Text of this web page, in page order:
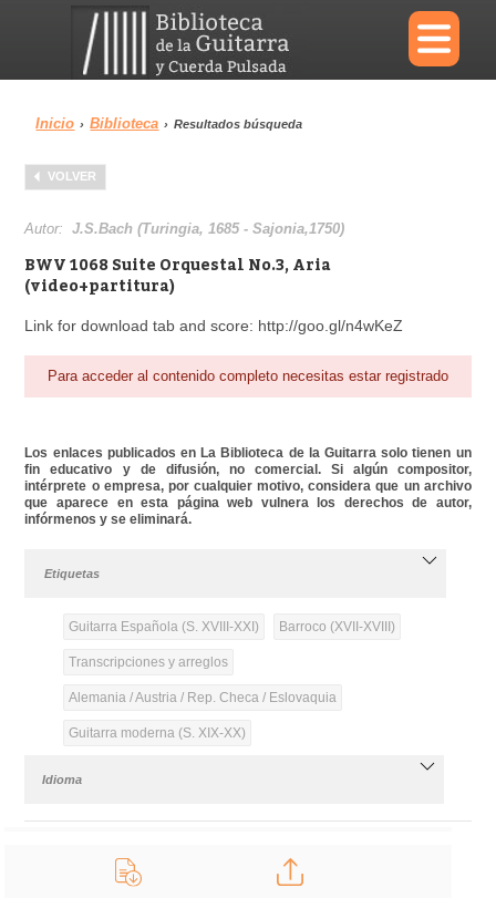
×
Menu
Biblioteca Diccionario
Reproductor
Inicio › Biblioteca › Resultados búsqueda
VOLVER
Autor:J.S.Bach (Turingia, 1685 - Sajonia,1750)
BWV 1068 Suite Orquestal No.3, Aria
(video+partitura)
Link for download tab and score: http://goo.gl/n4wKeZ
Para acceder al contenido completo necesitas estar registrado
Los enlaces publicados en La Biblioteca de la Guitarra solo tienen un
fin educativo y de difusión, no comercial. Si algún compositor,
intérprete o empresa, por cualquier motivo, considera que un archivo
que aparece en esta página web vulnera los derechos de autor,
infórmenos y se eliminará.
Etiquetas
Guitarra Española (S. XVIII-XXI) Barroco (XVII-XVIII)
Transcripciones y arreglos
Alemania / Austria / Rep. Checa / Eslovaquia
Guitarra moderna (S. XIX-XX)
Idioma